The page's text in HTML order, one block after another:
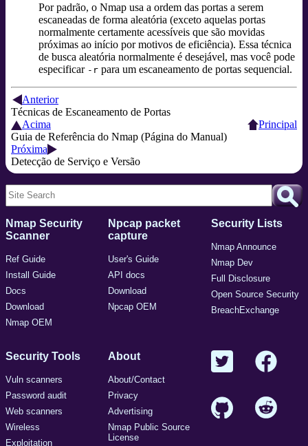
Por padrão, o Nmap usa a ordem das portas a serem
escaneadas de forma aleatória (exceto aquelas portas
normalmente certamente acessíveis que são movidas
próximas ao início por motivos de eficiência). Essa técnica
de busca aleatória normalmente é desejável, mas você pode
especificar -r para um escaneamento de portas sequencial.
Anterior
Técnicas de Escaneamento de Portas
Acima
Guia de Referência do Nmap (Página do Manual)
Principal
Próxima
Detecção de Serviço e Versão
Nmap Security
Scanner
Ref Guide
Install Guide
Docs
Download
Nmap OEM
Npcap packet
capture
User's Guide
API docs
Download
Npcap OEM
Security Lists
Nmap Announce
Nmap Dev
Full Disclosure
Open Source Security
BreachExchange
Security Tools
Vuln scanners
Password audit
Web scanners
Wireless
Exploitation
About
About/Contact
Privacy
Advertising
Nmap Public Source
License